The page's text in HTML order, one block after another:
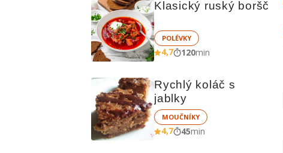
Klasický ruský boršč
POLÉVKY
4,7 120min
Rychlý koláč s
jablky
MOUČNÍKY
4,7 45min